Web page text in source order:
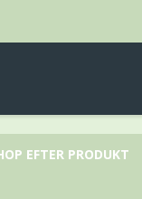
EFTER PRODUKT